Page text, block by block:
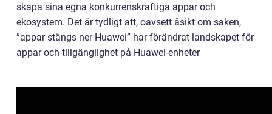
skapa sina egna konkurrenskraftiga appar och
ekosystem. Det är tydligt att, oavsett åsikt om saken,
”appar stängs ner Huawei” har förändrat landskapet för
appar och tillgänglighet på Huawei-enheter